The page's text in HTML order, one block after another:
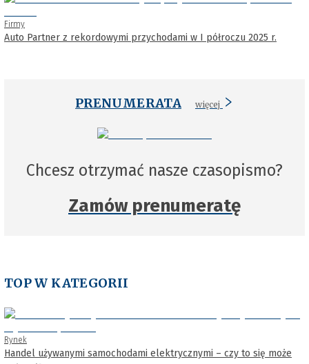
Firmy
Auto Partner z rekordowymi przychodami w I półroczu 2025 r.
PRENUMERATA więcej
Chcesz otrzymać nasze czasopismo?
Zamów prenumeratę
TOP W KATEGORII
Rynek
Handel używanymi samochodami elektrycznymi – czy to się może